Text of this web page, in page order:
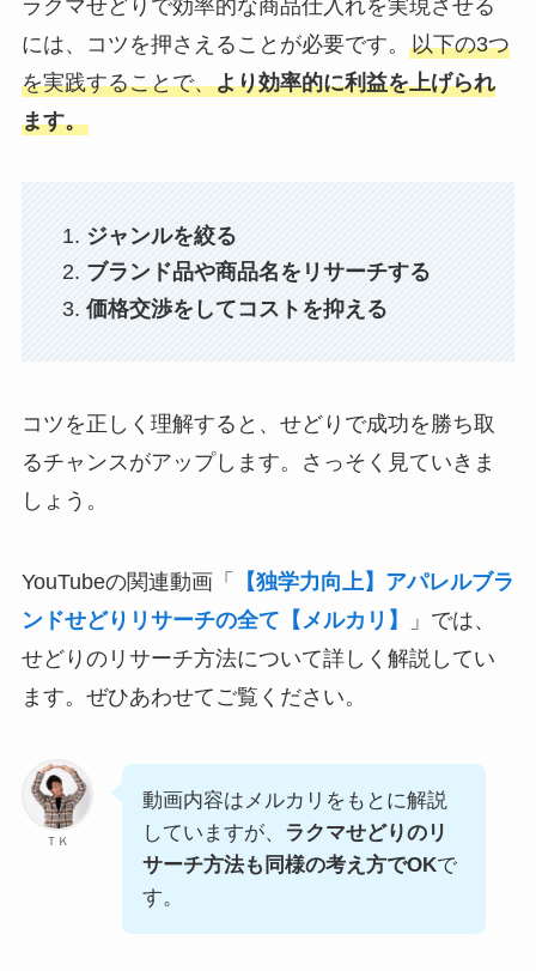
ラクマせどりで効率的な商品仕入れを実現させる
には、コツを押さえることが必要です。 以下の3つ
を実践することで、より効率的に利益を上げられ
ます。
ジャンルを絞る
ブランド品や商品名をリサーチする
価格交渉をしてコストを抑える
コツを正しく理解すると、せどりで成功を勝ち取
るチャンスがアップします。さっそく見ていきま
しょう。
YouTubeの関連動画「
【独学力向上】アパレルブラ
ンドせどりリサーチの全て【メルカリ】
」では、
せどりのリサーチ方法について詳しく解説してい
ます。ぜひあわせてご覧ください。
ＴＫ
動画内容はメルカリをもとに解説
していますが、 ラクマせどりのリ
サーチ方法も同様の考え方でOKで
す。